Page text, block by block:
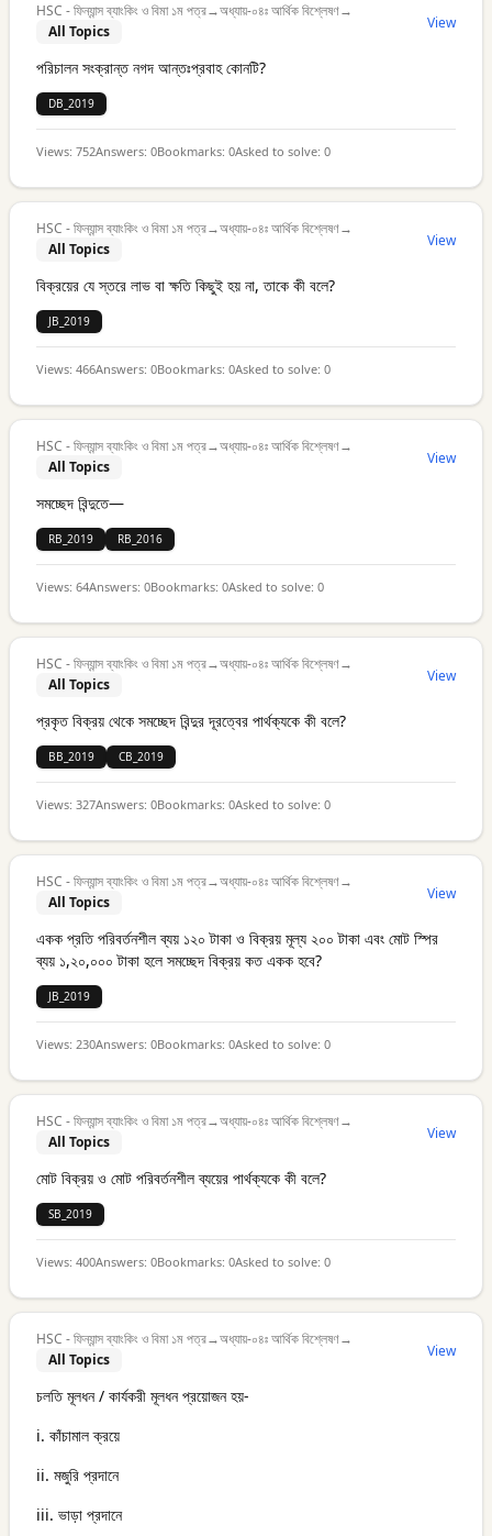
HSC - ফিন্যান্স ব্যাংকিং ও বিমা ১ম পত্র→অধ্যায়-০৪ঃ আর্থিক বিশ্লেষণ→
All Topics
View
পরিচালন সংক্রান্ত নগদ আন্তঃপ্রবাহ কোনটি?
DB_2019
Views: 752Answers: 0Bookmarks: 0Asked to solve: 0
HSC - ফিন্যান্স ব্যাংকিং ও বিমা ১ম পত্র→অধ্যায়-০৪ঃ আর্থিক বিশ্লেষণ→
All Topics
View
বিক্রয়ের যে স্তরে লাভ বা ক্ষতি কিছুই হয় না, তাকে কী বলে?
JB_2019
Views: 466Answers: 0Bookmarks: 0Asked to solve: 0
HSC - ফিন্যান্স ব্যাংকিং ও বিমা ১ম পত্র→অধ্যায়-০৪ঃ আর্থিক বিশ্লেষণ→
All Topics
View
সমচ্ছেদ বিন্দুতে—
RB_2019 RB_2016
Views: 64Answers: 0Bookmarks: 0Asked to solve: 0
HSC - ফিন্যান্স ব্যাংকিং ও বিমা ১ম পত্র→অধ্যায়-০৪ঃ আর্থিক বিশ্লেষণ→
All Topics
View
প্রকৃত বিক্রয় থেকে সমচ্ছেদ বিন্দুর দূরত্বের পার্থক্যকে কী বলে?
BB_2019 CB_2019
Views: 327Answers: 0Bookmarks: 0Asked to solve: 0
HSC - ফিন্যান্স ব্যাংকিং ও বিমা ১ম পত্র→অধ্যায়-০৪ঃ আর্থিক বিশ্লেষণ→
All Topics
View
একক প্রতি পরিবর্তনশীল ব্যয় ১২০ টাকা ও বিক্রয় মূল্য ২০০ টাকা এবং মোট স্পির
ব্যয় ১,২০,০০০ টাকা হলে সমচ্ছেদ বিক্রয় কত একক হবে?
JB_2019
Views: 230Answers: 0Bookmarks: 0Asked to solve: 0
HSC - ফিন্যান্স ব্যাংকিং ও বিমা ১ম পত্র→অধ্যায়-০৪ঃ আর্থিক বিশ্লেষণ→
All Topics
View
মোট বিক্রয় ও মোট পরিবর্তনশীল ব্যয়ের পার্থক্যকে কী বলে?
SB_2019
Views: 400Answers: 0Bookmarks: 0Asked to solve: 0
HSC - ফিন্যান্স ব্যাংকিং ও বিমা ১ম পত্র→অধ্যায়-০৪ঃ আর্থিক বিশ্লেষণ→
All Topics
View
চলতি মূলধন / কার্যকরী মূলধন প্রয়োজন হয়-
i. কাঁচামাল ক্রয়ে
ii. মজুরি প্রদানে
iii. ভাড়া প্রদানে